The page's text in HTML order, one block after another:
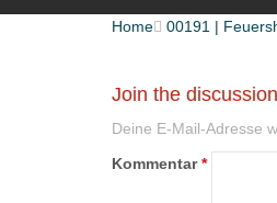
Home 00191 |
Join the discussion
Deine E-Mail-Adresse
Kommentar*